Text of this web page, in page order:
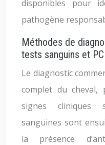
disponibles pour
pathogène
Méthodes de
tests sanguins et
Le diagnostic
complet du cheval,
signes cliniques
sanguines sont
la présence